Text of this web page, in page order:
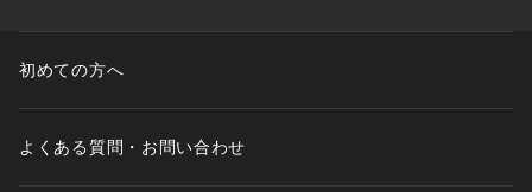
初めての方へ
よくある質問・お問い合わせ